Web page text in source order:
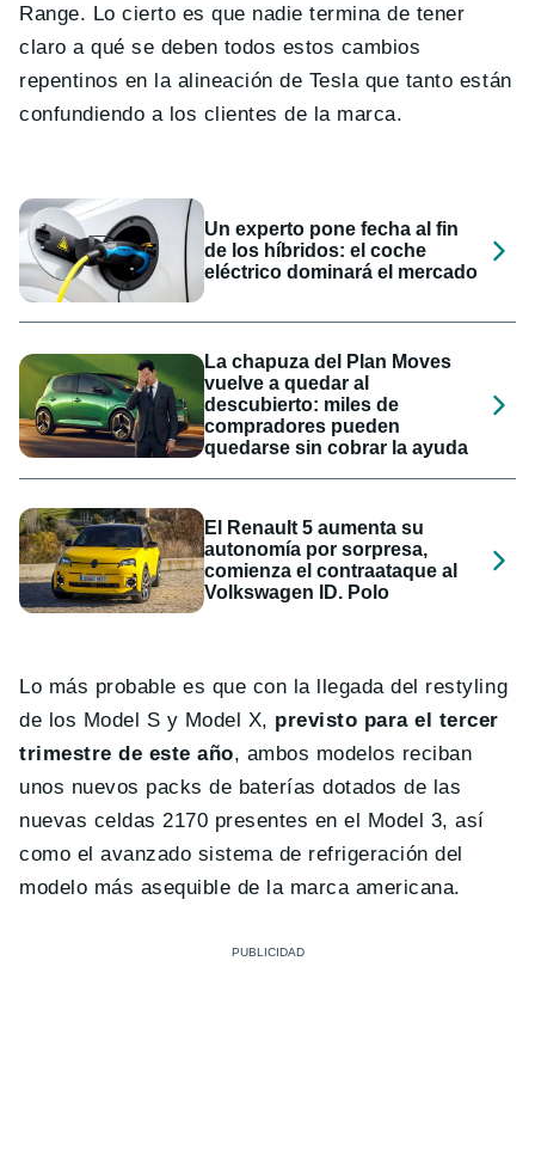
Range. Lo cierto es que nadie termina de tener
claro a qué se deben todos estos cambios
repentinos en la alineación de Tesla que tanto están
confundiendo a los clientes de la marca.
Un experto pone fecha al fin
de los híbridos: el coche
eléctrico dominará el mercado
La chapuza del Plan Moves
vuelve a quedar al
descubierto: miles de
compradores pueden
quedarse sin cobrar la ayuda
El Renault 5 aumenta su
autonomía por sorpresa,
comienza el contraataque al
Volkswagen ID. Polo
Lo más probable es que con la llegada del restyling
de los Model S y Model X, previsto para el tercer
trimestre de este año, ambos modelos reciban
unos nuevos packs de baterías dotados de las
nuevas celdas 2170 presentes en el Model 3, así
como el avanzado sistema de refrigeración del
modelo más asequible de la marca americana.